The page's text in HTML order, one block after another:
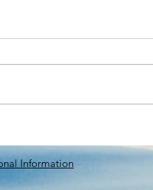
PAVILION AT
Information